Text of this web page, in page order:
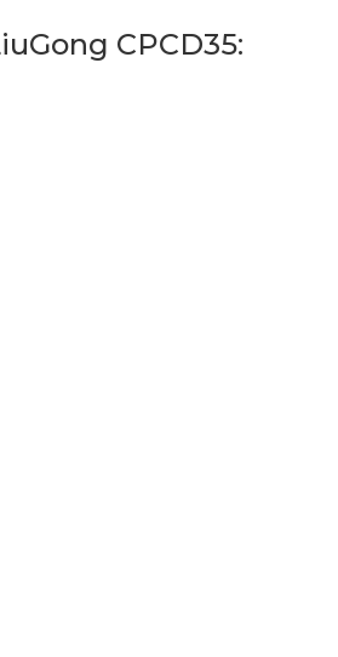
CPCD35: